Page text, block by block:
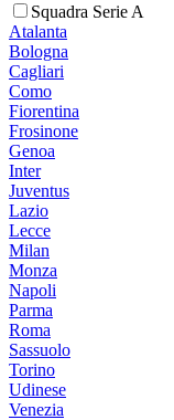
Squadra Serie A
Atalanta
Bologna
Cagliari
Como
Fiorentina
Frosinone
Genoa
Inter
Juventus
Lazio
Lecce
Milan
Monza
Napoli
Parma
Roma
Sassuolo
Torino
Udinese
Venezia